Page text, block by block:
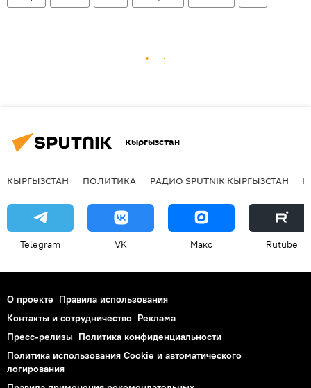
Кыргызстан
КЫРГЫЗСТАН ПОЛИТИКА РАДИО SPUTNIK КЫРГЫЗСТАН
Telegram VK Макс Rutube
О проекте Правила использования
Контакты и сотрудничество Реклама
Пресс-релизы Политика конфиденциальности
Политика использования Cookie и автоматического
логирования